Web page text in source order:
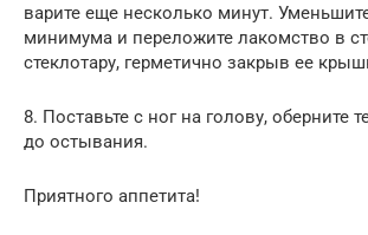
варите еще несколько минут.
минимума и переложите лакомство в
стеклотару, герметично закрыв ее
8. Поставьте с ног на голову, оберните
до остывания.
Приятного аппетита!